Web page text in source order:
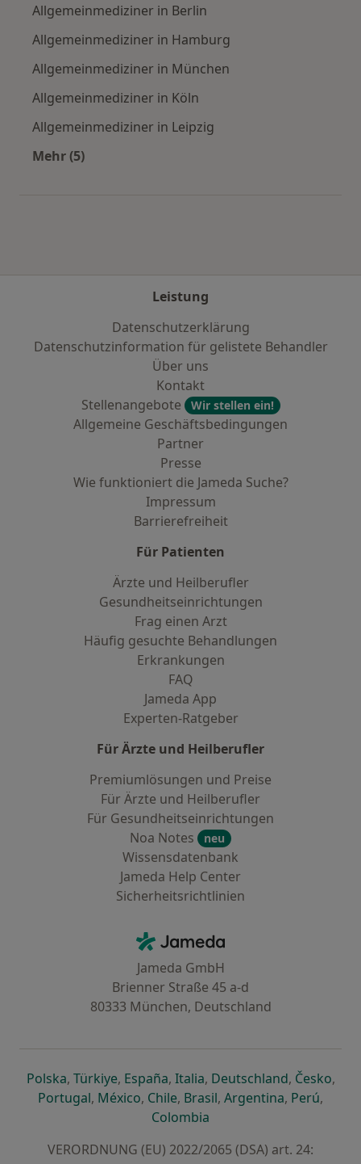
Allgemeinmediziner in Berlin
Allgemeinmediziner in Hamburg
Allgemeinmediziner in München
Allgemeinmediziner in Köln
Allgemeinmediziner in Leipzig
Mehr (5)
Leistung
Datenschutzerklärung
Datenschutzinformation für gelistete Behandler
Über uns
Kontakt
Stellenangebote
Wir stellen ein!
Allgemeine Geschäftsbedingungen
Partner
Presse
Wie funktioniert die Jameda Suche?
Impressum
Barrierefreiheit
Für Patienten
Ärzte und Heilberufler
Gesundheitseinrichtungen
Frag einen Arzt
Häufig gesuchte Behandlungen
Erkrankungen
FAQ
Jameda App
Experten-Ratgeber
Für Ärzte und Heilberufler
Premiumlösungen und Preise
Für Ärzte und Heilberufler
Für Gesundheitseinrichtungen
Noa Notes
neu
Wissensdatenbank
Jameda Help Center
Sicherheitsrichtlinien
Jameda - Startseite
Jameda GmbH
Brienner Straße 45 a-d
80333 München, Deutschland
Polskaöffnet in einer neuen Registerkarte
, Türkiyeöffnet in einer neuen Registerkarte
, Españaöffnet in einer neuen
, Italiaöffnet in einer neuen
, Deutschlandöffnet in
, Česko,
Portugalöffnet in einer neuen Registerkarte
, Méxicoöffnet in einer neuen Registerkarte
, Chileöffnet in einer neuen
, Brasilöffnet in einer neuen
, Argentinaöffnet in
, Perúöffnet
,
Colombia
VERORDNUNG (EU) 2022/2065 (DSA) art. 24: